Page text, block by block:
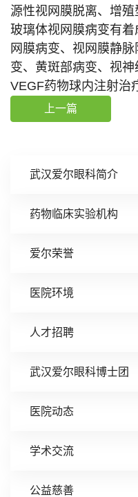
武汉爱尔眼科简介
药物临床实验机构
爱尔荣誉
医院环境
人才招聘
武汉爱尔眼科博士团
医院动态
学术交流
公益慈善
源性视网膜脱离、增
玻璃体视网膜病变有
网膜病变、视网膜静
变、黄斑部病变、视
VEGF药物球内注射治
上一篇